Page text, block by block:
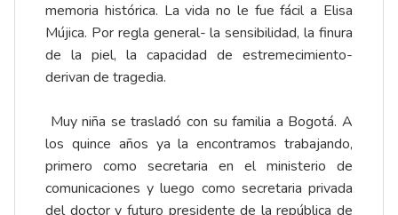
memoria histórica. La vida no le fue fácil a Elisa
Mújica. Por regla general- la sensibilidad, la finura
de la piel, la capacidad de estremecimiento-
derivan de tragedia.
Muy niña se trasladó con su familia a Bogotá. A
los quince años ya la encontramos trabajando,
primero como secretaria en el ministerio de
comunicaciones y luego como secretaria privada
del doctor y futuro presidente de la república de